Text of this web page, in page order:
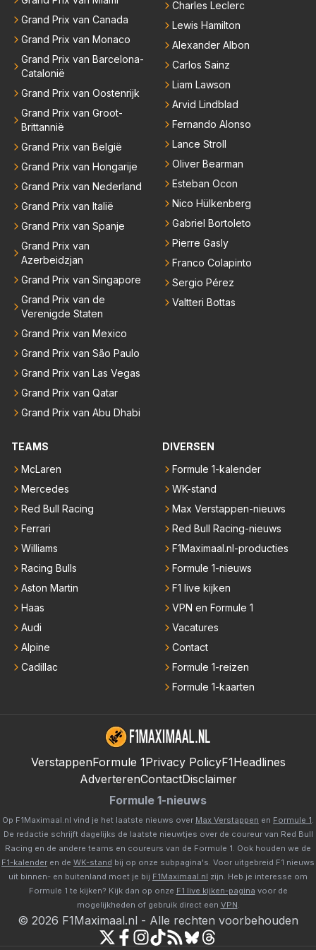
Grand Prix van Canada
Grand Prix van Monaco
Grand Prix van Barcelona-
Catalonië
Grand Prix van Oostenrijk
Grand Prix van Groot-
Brittannië
Grand Prix van België
Grand Prix van Hongarije
Grand Prix van Nederland
Grand Prix van Italië
Grand Prix van Spanje
Grand Prix van
Azerbeidzjan
Grand Prix van Singapore
Grand Prix van de
Verenigde Staten
Grand Prix van Mexico
Grand Prix van São Paulo
Grand Prix van Las Vegas
Grand Prix van Qatar
Grand Prix van Abu Dhabi
Charles Leclerc
Lewis Hamilton
Alexander Albon
Carlos Sainz
Liam Lawson
Arvid Lindblad
Fernando Alonso
Lance Stroll
Oliver Bearman
Esteban Ocon
Nico Hülkenberg
Gabriel Bortoleto
Pierre Gasly
Franco Colapinto
Sergio Pérez
Valtteri Bottas
TEAMS
McLaren
Mercedes
Red Bull Racing
Ferrari
Williams
Racing Bulls
Aston Martin
Haas
Audi
Alpine
Cadillac
DIVERSEN
Formule 1-kalender
WK-stand
Max Verstappen-nieuws
Red Bull Racing-nieuws
F1Maximaal.nl-producties
Formule 1-nieuws
F1 live kijken
VPN en Formule 1
Vacatures
Contact
Formule 1-reizen
Formule 1-kaarten
VerstappenFormule 1Privacy PolicyF1Headlines
AdverterenContactDisclaimer
Formule 1-nieuws
Op F1Maximaal.nl vind je het laatste nieuws over Max Verstappen en Formule 1
De redactie schrijft dagelijks de laatste nieuwtjes over de coureur van Red Bull
Racing en de andere teams en coureurs van de Formule 1. Ook houden we de
F1-kalender en de WK-stand bij op onze subpagina's. Voor uitgebreid F1 nieuws
uit binnen- en buitenland moet je bij F1Maximaal.nl zijn. Heb je interesse om
Formule 1 te kijken? Kijk dan op onze F1 live kijken-pagina voor de
mogelijkheden of gebruik direct een VPN
© 2026 F1Maximaal.nl - Alle rechten voorbehouden